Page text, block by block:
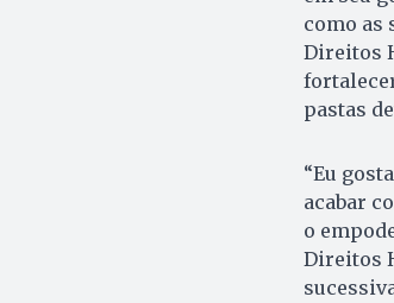
como as
Direitos
pastas
“Eu
acabar
o
Direitos